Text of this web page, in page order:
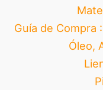
Guía de Compra
Óleo,